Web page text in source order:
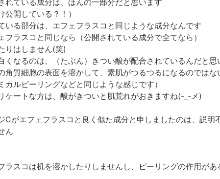
れている成分は、ほんの一部分だと思います
公開している？！）
いる部分は、エフェフラスコと同じような成分なんです
フラスコと同じなら（公開されている成分で全てなら）
りはしません(笑)
くなるのは、（たぶん）きつい酸が配合されているんだと思
角質細胞の表面を溶かして、素肌がつるつるになるのではな
カルピーリングなどと同じような感じです）
ケートな方は、酸がきついと肌荒れがおきますね(-_-メ)
Cがエフェフラスコと良く似た成分と申しましたのは、説明
ん
ラスコは机を溶かしたりしませんし、ピーリングの作用が